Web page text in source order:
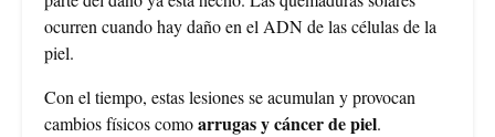
ocurren cuando hay daño en el ADN de las células de la
piel.
Con el tiempo, estas lesiones se acumulan y provocan
cambios físicos comoarrugas y cáncer de piel.